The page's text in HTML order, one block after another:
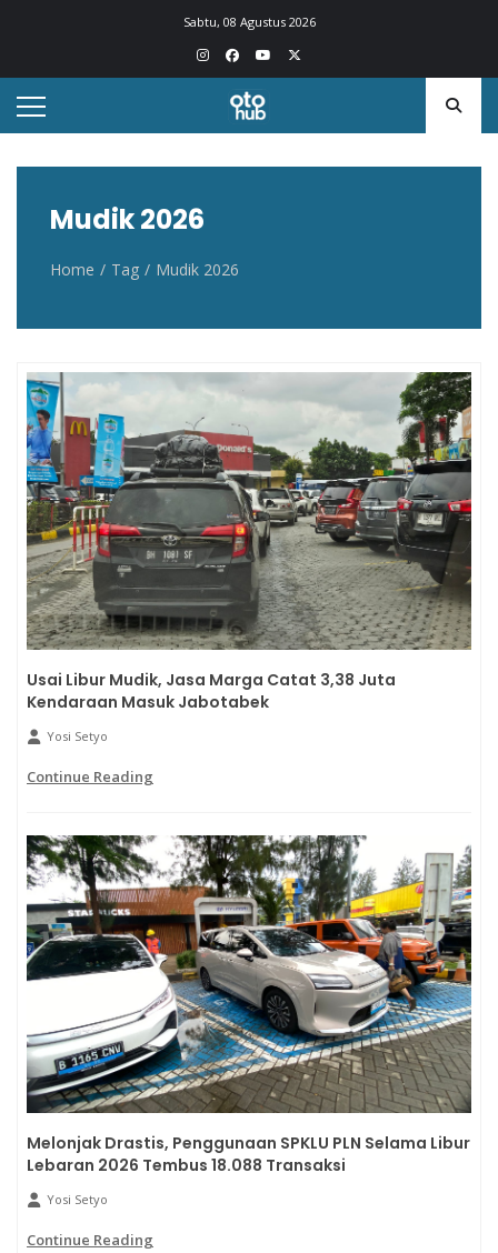
Sabtu, 08 Agustus 2026
Otohub.co
Portal berita otomotif Indonesia terkini
Mudik 2026
Home Tag Mudik 2026
Usai Libur Mudik, Jasa Marga Catat 3,38 Juta
Kendaraan Masuk Jabotabek
Yosi Setyo
Continue Reading
Melonjak Drastis, Penggunaan SPKLU PLN Selama Libur
Lebaran 2026 Tembus 18.088 Transaksi
Yosi Setyo
Continue Reading